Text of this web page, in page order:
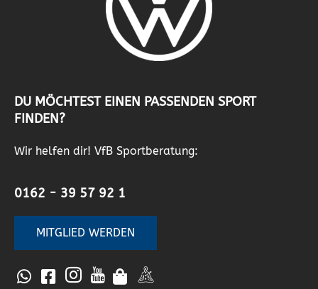
DU MÖCHTEST EINEN PASSENDEN SPORT
FINDEN?
Wir helfen dir! VfB Sportberatung:
0162 - 39 57 92 1
MITGLIED WERDEN